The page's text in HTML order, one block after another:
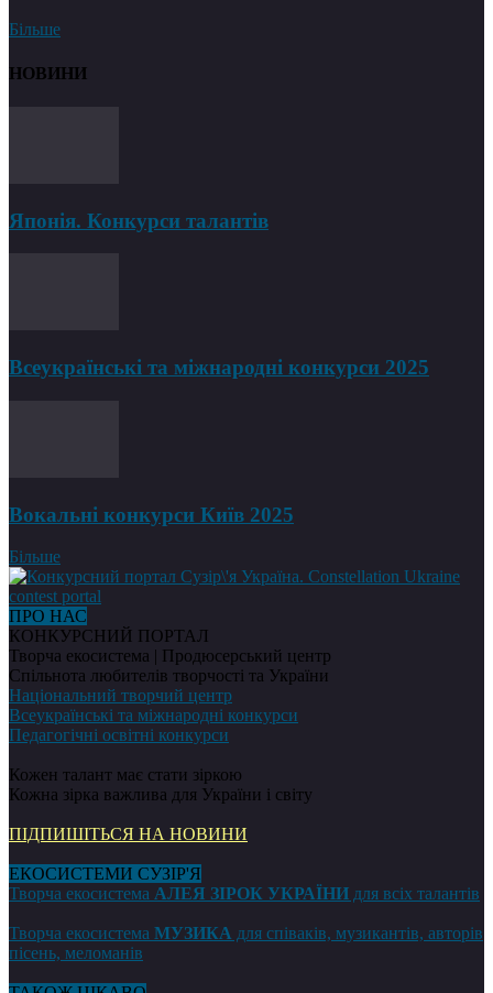
Більше
НОВИНИ
Японія. Конкурси талантів
Всеукраїнські та міжнародні конкурси 2025
Вокальні конкурси Київ 2025
Більше
ПРО НАС
КОНКУРСНИЙ ПОРТАЛ
Творча екосистема | Продюсерський центр
Спільнота любителів творчості та України
Національний творчий центр
Всеукраїнські та міжнародні конкурси
Педагогічні освітні конкурси
Кожен талант має стати зіркою
Кожна зірка важлива для України і світу
ПІДПИШІТЬСЯ НА НОВИНИ
ЕКОСИСТЕМИ СУЗІР'Я
Творча екосистема АЛЕЯ ЗІРОК УКРАЇНИ для всіх талантів
Творча екосистема МУЗИКА для співаків, музикантів, авторів
пісень, меломанів